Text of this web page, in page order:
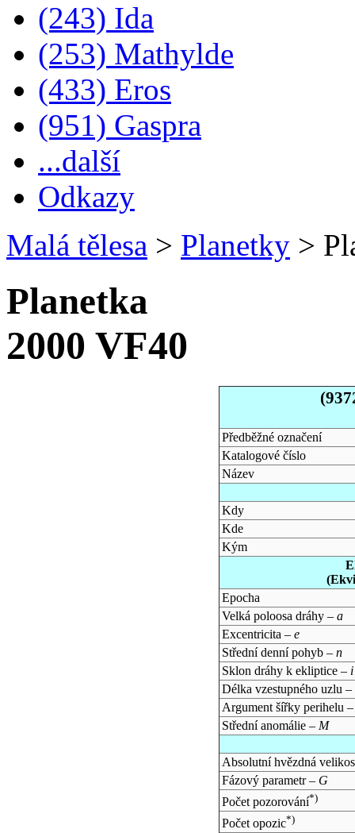
(243) Ida
(253) Mathylde
(433) Eros
(951) Gaspra
...další
Odkazy
Malá tělesa > Planetky >
Planetka
2000 VF40
Předběžné označení
Katalogové číslo
Název
Kdy
Kde
Kým
Epocha
Velká poloosa dráhy – a
Excentricita – e
Střední denní pohyb – n
Sklon dráhy k ekliptice – i
Délka vzestupného uzlu –
Argument šířky perihelu
Střední anomálie – M
Absolutní hvězdná
Fázový parametr – G
Počet pozorování*)
Počet opozic*)